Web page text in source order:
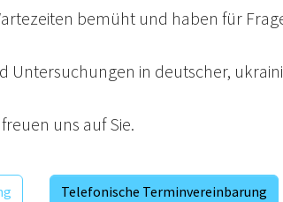
bemüht und haben für
in deutscher,
uns auf Sie.
Telefonische Terminvereinbarung